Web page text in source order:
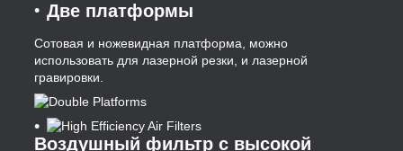
Две платформы
Сотовая и ножевидная платформа, можно
использовать для лазерной резки, и лазерной
гравировки.
Воздушный фильтр с высокой